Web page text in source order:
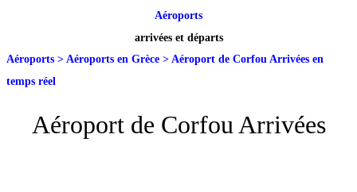
Aéroports
arrivées et départs
Aéroports > Aéroports en Grèce > Aéroport de Corfou Arrivées en
temps réel
Aéroport de Corfou Arrivées